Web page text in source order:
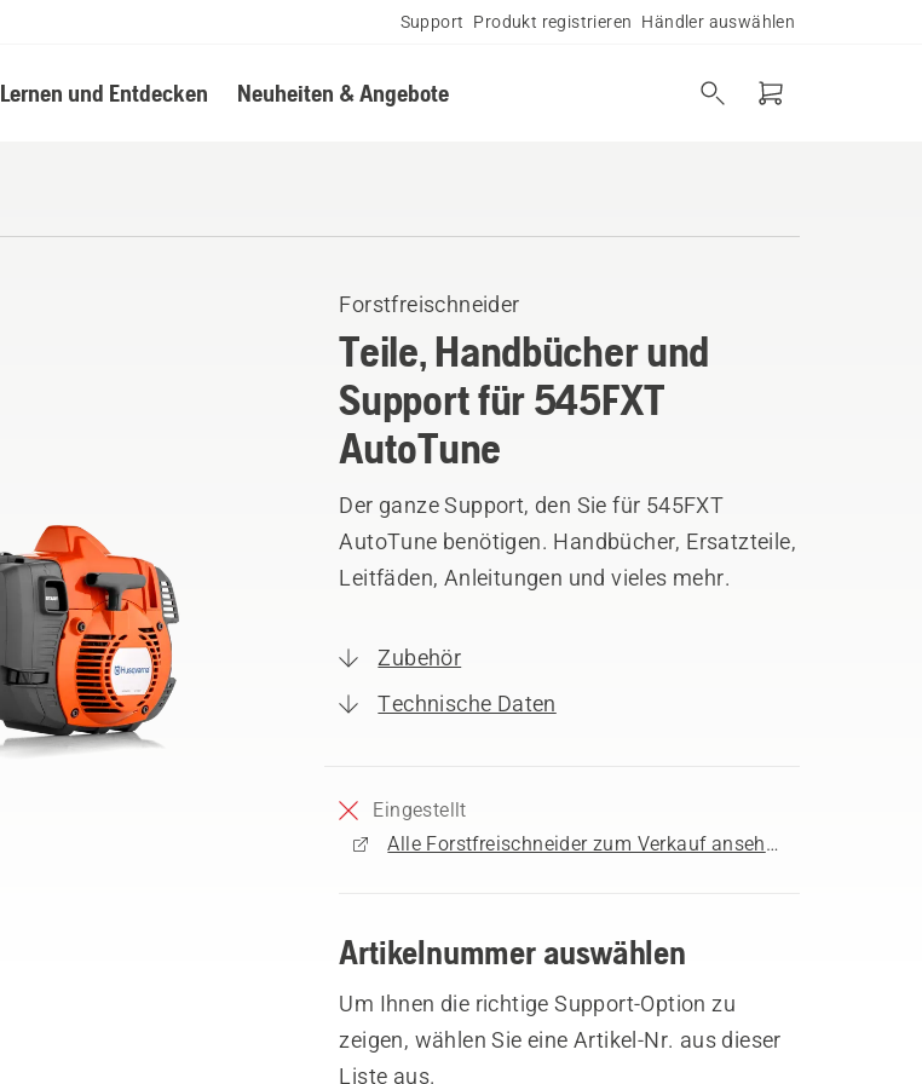
Support Produkt registrieren Händler auswählen
Lernen und Entdecken Neuheiten & Angebote
Forstfreischneider
Teile, Handbücher und
Support für 545FXT
AutoTune
Der ganze Support, den Sie für 545FXT
AutoTune benötigen. Handbücher, Ersatzteile,
Leitfäden, Anleitungen und vieles mehr.
Zubehör
Technische Daten
Eingestellt
Alle Forstfreischneider zum Verkauf ansehen
Artikelnummer auswählen
Um Ihnen die richtige Support-Option zu
zeigen, wählen Sie eine Artikel-Nr. aus dieser
Liste aus.